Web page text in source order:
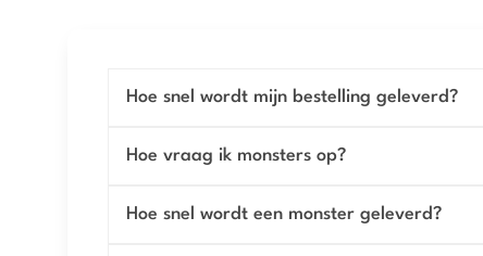
Hoe snel wordt mijn bestelling geleverd?
Hoe vraag ik monsters op?
Hoe snel wordt een monster geleverd?